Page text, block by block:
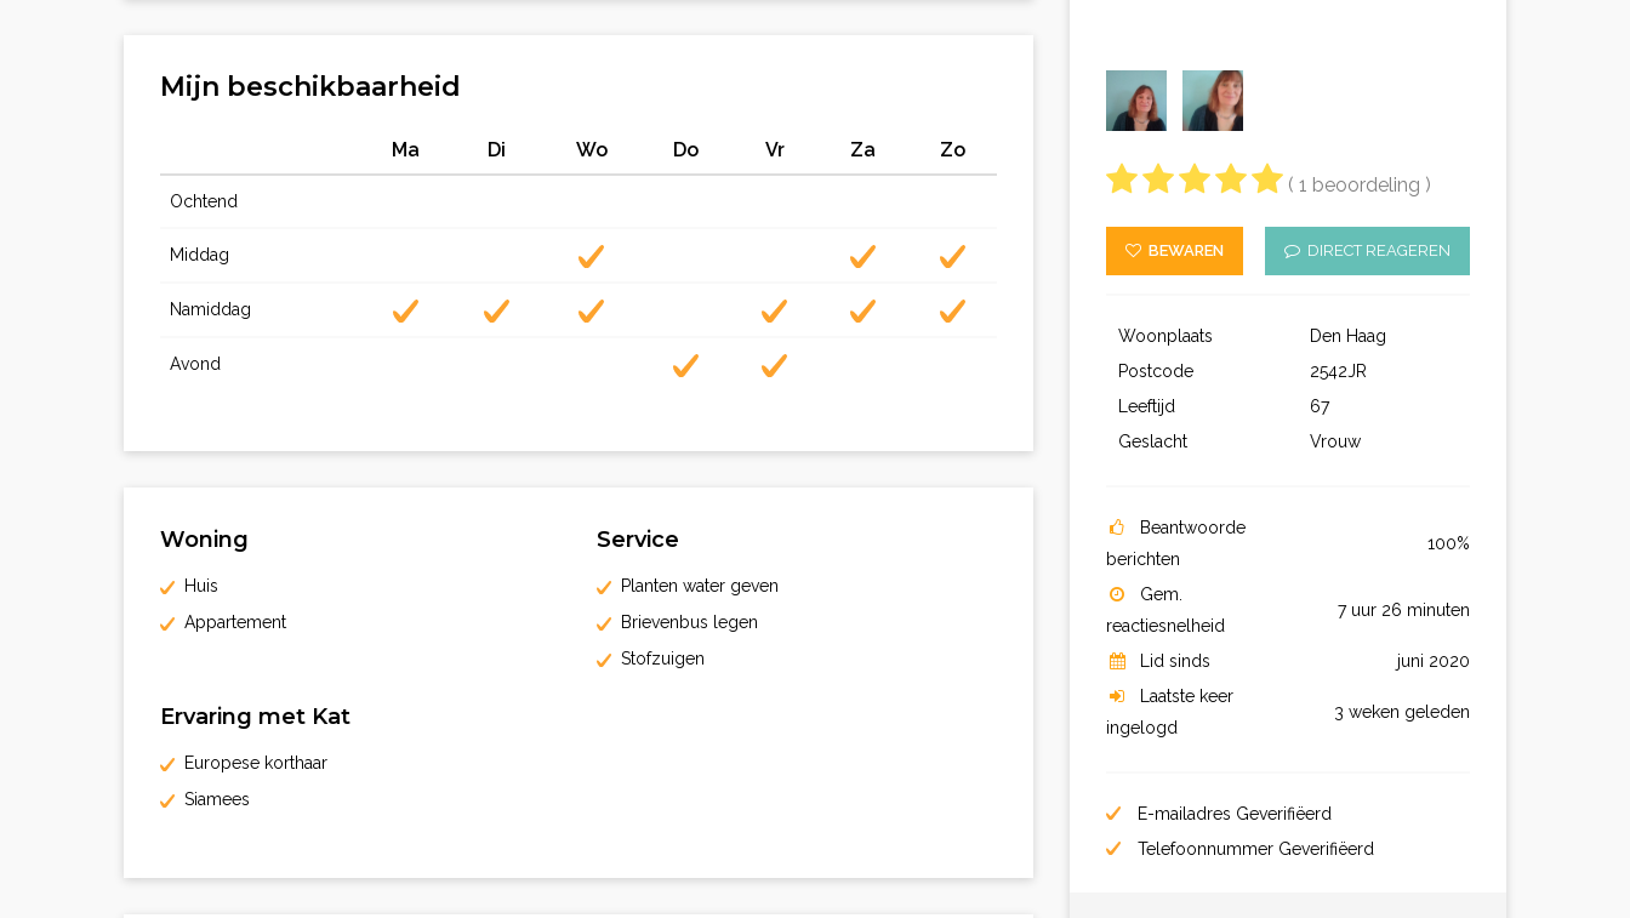
Mijn beschikbaarheid
Ma Di Wo Do Vr Za Zo
Ochtend
Middag
Namiddag
Avond
Woning
Huis
Appartement
Service
Planten water geven
Brievenbus legen
Stofzuigen
Ervaring met Kat
Europese korthaar
Siamees
( 1 beoordeling )
BEWAREN DIRECT REAGEREN
Woonplaats
Den Haag
Postcode
2542JR
Leeftijd
67
Geslacht
Vrouw
Beantwoorde
berichten
100%
Gem.
reactiesnelheid
7 uur 26 minuten
Lid sinds
juni 2020
Laatste keer
ingelogd
3 weken geleden
E-mailadres Geverifiëerd
Telefoonnummer Geverifiëerd